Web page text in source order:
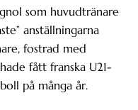
som huvudtränare
anställningarna
fostrad med
fått franska U21-
på många år.